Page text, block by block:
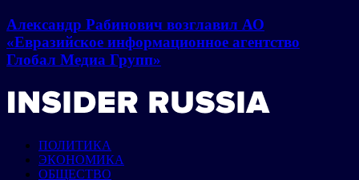
Александр Рабинович возглавил АО
«Евразийское информационное агентство
Глобал Медиа Групп»
ПОЛИТИКА
ЭКОНОМИКА
ОБЩЕСТВО